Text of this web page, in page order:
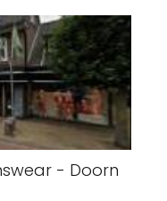
- Doorn